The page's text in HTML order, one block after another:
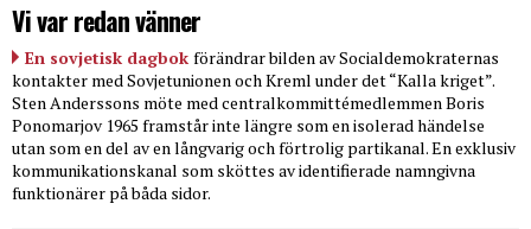
Vi var redan vänner
En sovjetisk dagbok förändrar bilden av Socialdemokraternas
kontakter med Sovjetunionen och Kreml under det “Kalla kriget”.
Sten Anderssons möte med centralkommittémedlemmen Boris
Ponomarjov 1965 framstår inte längre som en isolerad händelse
utan som en del av en långvarig och förtrolig partikanal. En exklusiv
kommunikationskanal som sköttes av identifierade namngivna
funktionärer på båda sidor.